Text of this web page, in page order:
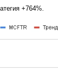
+764%.